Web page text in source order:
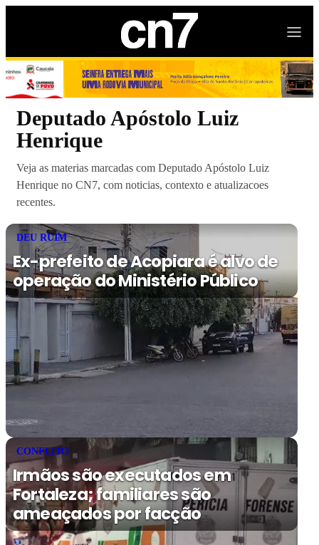
Deputado Apóstolo Luiz
Henrique
Veja as materias marcadas com Deputado Apóstolo Luiz
Henrique no CN7, com noticias, contexto e atualizacoes
recentes.
DEU RUIM
Ex-prefeito de Acopiara é alvo de
operação do Ministério Público
CONFLITO
Irmãos são executados em
Fortaleza; familiares são
ameaçados por facção